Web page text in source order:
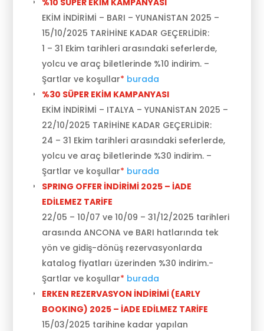
%10 SÜPER EKİM KAMPANYASI
EKİM İNDİRİMİ – BARI – YUNANİSTAN 2025 –
15/10/2025 TARİHİNE KADAR GEÇERLİDİR:
1 – 31 Ekim tarihleri arasındaki seferlerde,
yolcu ve araç biletlerinde %10 indirim. –
Şartlar ve koşullar* burada
%30 SÜPER EKİM KAMPANYASI
EKİM İNDİRİMİ – ITALYA – YUNANİSTAN 2025 –
22/10/2025 TARİHİNE KADAR GEÇERLİDİR:
24 – 31 Ekim tarihleri arasındaki seferlerde,
yolcu ve araç biletlerinde %30 indirim. –
Şartlar ve koşullar* burada
SPRING OFFER İNDİRİMİ 2025 – İADE
EDİLEMEZ TARİFE
22/05 – 10/07 ve 10/09 – 31/12/2025 tarihleri
arasında ANCONA ve BARI hatlarında tek
yön ve gidiş-dönüş rezervasyonlarda
katalog fiyatları üzerinden %30 indirim.-
Şartlar ve koşullar* burada
ERKEN REZERVASYON İNDİRİMİ (EARLY
BOOKING) 2025 – İADE EDİLMEZ TARİFE
15/03/2025 tarihine kadar yapılan